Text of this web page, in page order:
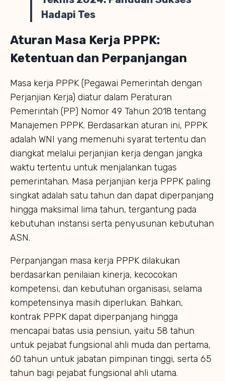
Hadapi Tes
Aturan Masa Kerja PPPK:
Ketentuan dan Perpanjangan
Masa kerja PPPK (Pegawai Pemerintah dengan
Perjanjian Kerja) diatur dalam Peraturan
Pemerintah (PP) Nomor 49 Tahun 2018 tentang
Manajemen PPPK. Berdasarkan aturan ini, PPPK
adalah WNI yang memenuhi syarat tertentu dan
diangkat melalui perjanjian kerja dengan jangka
waktu tertentu untuk menjalankan tugas
pemerintahan. Masa perjanjian kerja PPPK paling
singkat adalah satu tahun dan dapat diperpanjang
hingga maksimal lima tahun, tergantung pada
kebutuhan instansi serta penyusunan kebutuhan
ASN.
Perpanjangan masa kerja PPPK dilakukan
berdasarkan penilaian kinerja, kecocokan
kompetensi, dan kebutuhan organisasi, selama
kompetensinya masih diperlukan. Bahkan,
kontrak PPPK dapat diperpanjang hingga
mencapai batas usia pensiun, yaitu 58 tahun
untuk pejabat fungsional ahli muda dan pertama,
60 tahun untuk jabatan pimpinan tinggi, serta 65
tahun bagi pejabat fungsional ahli utama.